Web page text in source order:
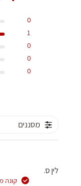
0
1
0
0
0
מסננים
לין ס.
קונה